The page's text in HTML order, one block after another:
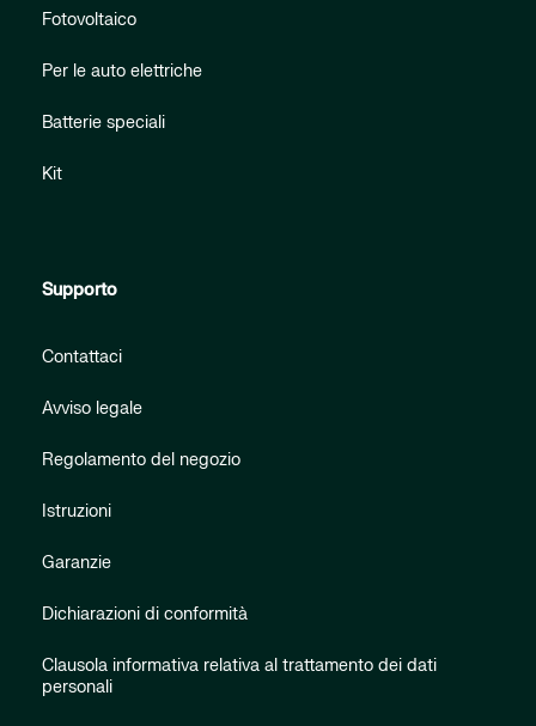
Fotovoltaico
Per le auto elettriche
Batterie speciali
Kit
Supporto
Contattaci
Avviso legale
Regolamento del negozio
Istruzioni
Garanzie
Dichiarazioni di conformità
Clausola informativa relativa al trattamento dei dati
personali